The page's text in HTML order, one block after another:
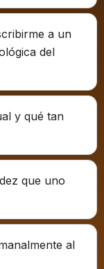
a un
del
y qué tan
que uno
al